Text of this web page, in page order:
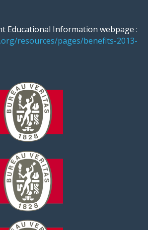
Educational Information webpage :
resources/pages/benefits-2013-